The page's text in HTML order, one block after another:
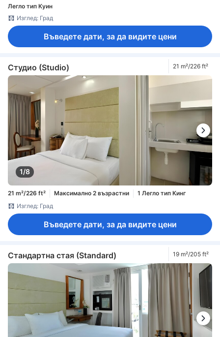
Легло тип Куин
Изглед: Град
Въведете дати, за да видите цени
Студио (Studio) 21 m²/226 ft²
1/8
21 m²/226 ft² Максимално 2 възрастни
1 Легло тип Кинг
Изглед: Град
Въведете дати, за да видите цени
Стандартна стая (Standard) 19 m²/205 ft²